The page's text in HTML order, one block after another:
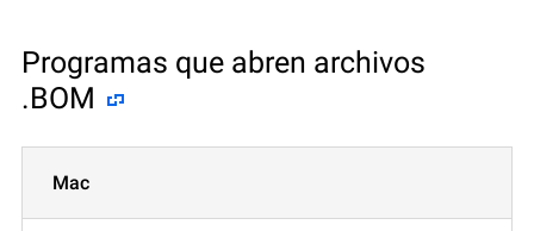
Programas que abren archivos
.BOM
Mac